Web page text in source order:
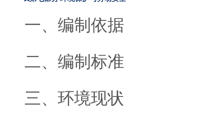
一、编制依据
二、编制标准
三、环境现状